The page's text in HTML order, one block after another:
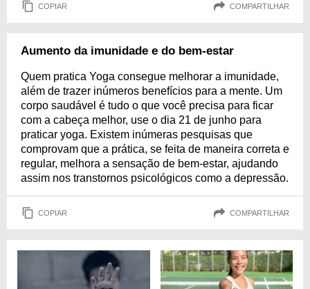
COPIAR COMPARTILHAR
Aumento da imunidade e do bem-estar
Quem pratica Yoga consegue melhorar a imunidade,
além de trazer inúmeros benefícios para a mente. Um
corpo saudável é tudo o que você precisa para ficar
com a cabeça melhor, use o dia 21 de junho para
praticar yoga. Existem inúmeras pesquisas que
comprovam que a prática, se feita de maneira correta e
regular, melhora a sensação de bem-estar, ajudando
assim nos transtornos psicológicos como a depressão.
COPIAR COMPARTILHAR